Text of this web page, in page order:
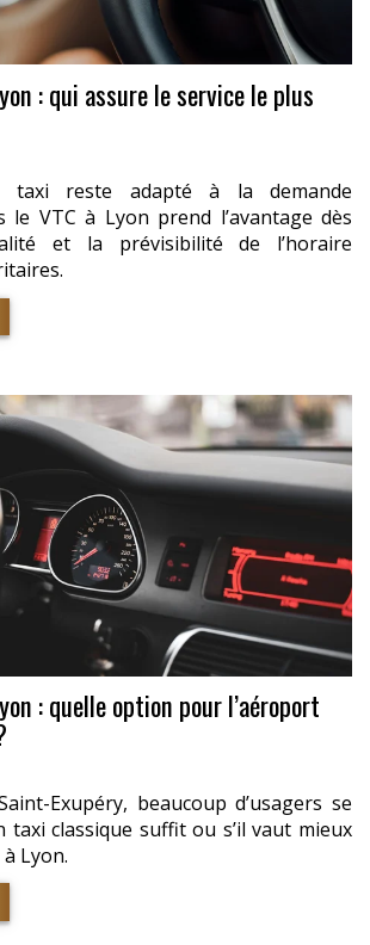
: qui assure le service le plus
taxi reste adapté à la demande
le VTC à Lyon prend l’avantage dès
et la prévisibilité de l’horaire
: quelle option pour l’aéroport
Exupéry, beaucoup d’usagers se
taxi classique suffit ou s’il vaut mieux
Lyon.